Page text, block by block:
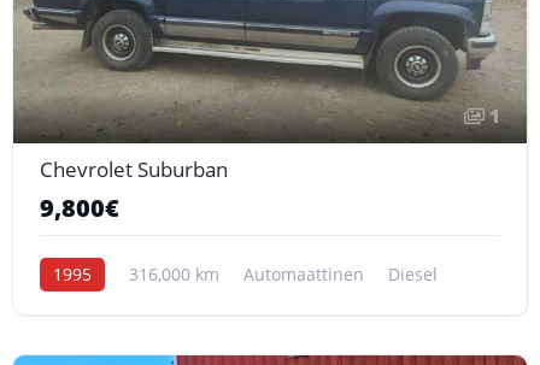
1
Chevrolet Suburban
9,800€
1995 316,000 km Automaattinen Diesel